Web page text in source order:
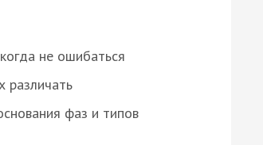
не ошибаться
различать
фаз и типов